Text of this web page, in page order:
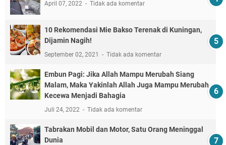
April 07, 2022 Tidak ada komentar
10 Rekomendasi Mie Bakso Terenak di Kuningan,
Dijamin Nagih!
September 02, 2021 Tidak ada komentar
Embun Pagi: Jika Allah Mampu Merubah Siang
Malam, Maka Yakinlah Allah Juga Mampu Merubah
Kecewa Menjadi Bahagia
Juli 24, 2022 Tidak ada komentar
Tabrakan Mobil dan Motor, Satu Orang Meninggal
Dunia